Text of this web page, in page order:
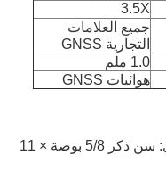
3.5X
جميع العلامات
التجارية GNSS
1.0 ملم
هوائيات GNSS
8 بوصة × 11